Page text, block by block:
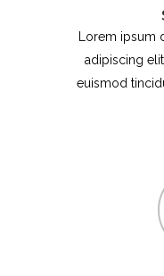
Lorem ipsum
adipiscing
euismod